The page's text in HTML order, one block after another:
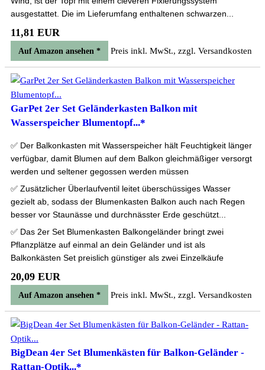
ausgestattet. Die im Lieferumfang enthaltenen schwarzen...
11,81 EUR
Auf Amazon ansehen * Preis inkl. MwSt., zzgl. Versandkosten
GarPet 2er Set Geländerkasten Balkon mit
Wasserspeicher Blumentopf...*
✅ Der Balkonkasten mit Wasserspeicher hält Feuchtigkeit länger
verfügbar, damit Blumen auf dem Balkon gleichmäßiger versorgt
werden und seltener gegossen werden müssen
✅ Zusätzlicher Überlaufventil leitet überschüssiges Wasser
gezielt ab, sodass der Blumenkasten Balkon auch nach Regen
besser vor Staunässe und durchnässter Erde geschützt...
✅ Das 2er Set Blumenkasten Balkongeländer bringt zwei
Pflanzplätze auf einmal an dein Geländer und ist als
Balkonkästen Set preislich günstiger als zwei Einzelkäufe
20,09 EUR
Auf Amazon ansehen * Preis inkl. MwSt., zzgl. Versandkosten
BigDean 4er Set Blumenkästen für Balkon-Geländer -
Rattan-Optik...*